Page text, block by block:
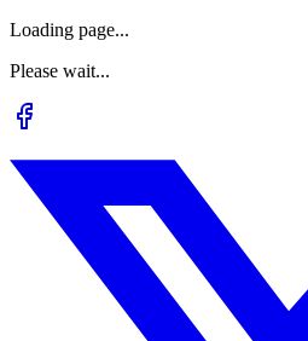
Loading page...
Please wait...